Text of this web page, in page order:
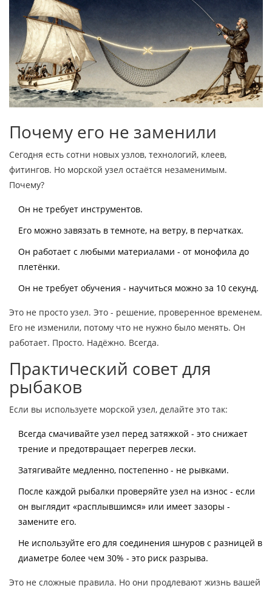
Почему его не заменили
Сегодня есть сотни новых узлов, технологий, клеев,
фитингов. Но морской узел остаётся незаменимым.
Почему?
Он не требует инструментов.
Его можно завязать в темноте, на ветру, в перчатках.
Он работает с любыми материалами - от монофила до
плетёнки.
Он не требует обучения - научиться можно за 10 секунд.
Это не просто узел. Это - решение, проверенное временем.
Его не изменили, потому что не нужно было менять. Он
работает. Просто. Надёжно. Всегда.
Практический совет для
рыбаков
Если вы используете морской узел, делайте это так:
Всегда смачивайте узел перед затяжкой - это снижает
трение и предотвращает перегрев лески.
Затягивайте медленно, постепенно - не рывками.
После каждой рыбалки проверяйте узел на износ - если
он выглядит «расплывшимся» или имеет зазоры -
замените его.
Не используйте его для соединения шнуров с разницей в
диаметре более чем 30% - это риск разрыва.
Это не сложные правила. Но они продлевают жизнь вашей